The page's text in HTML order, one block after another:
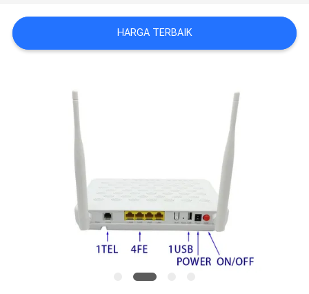
PRIVACY
POLICY
HARGA TERBAIK